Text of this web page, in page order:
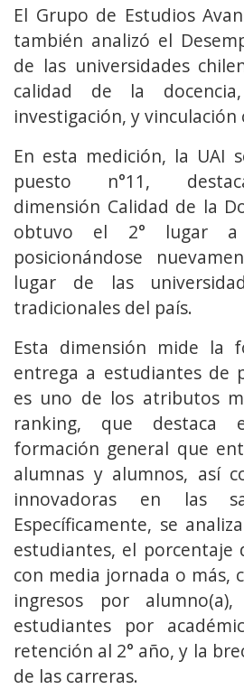
El Grupo de Estudios
también analizó el
de las universidades
calidad de la
investigación, y vinculación
En esta medición, la UAI
puesto n°11,
dimensión Calidad de la
obtuvo el 2° lugar a
posicionándose
lugar de las
tradicionales del país.
Esta dimensión mide la
entrega a estudiantes de
es uno de los atributos
ranking, que destaca
formación general que
alumnas y alumnos, así
innovadoras en las
Específicamente, se
estudiantes, el porcentaje
con media jornada o más,
ingresos por
estudiantes por
retención al 2° año, y la
de las carreras.